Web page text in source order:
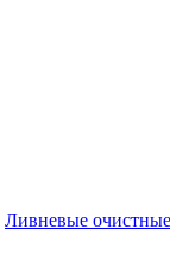
Ливневые очистные